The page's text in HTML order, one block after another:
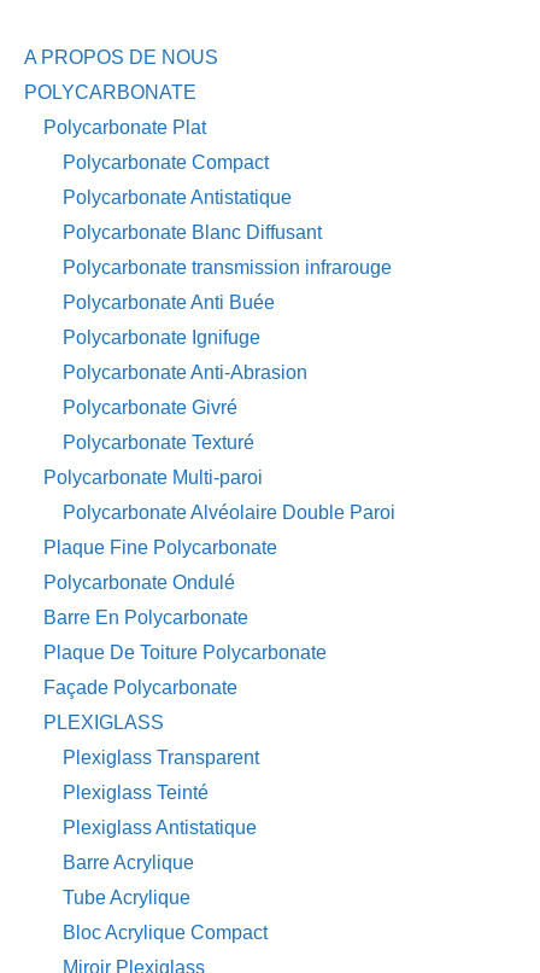
A PROPOS DE NOUS
POLYCARBONATE
Polycarbonate Plat
Polycarbonate Compact
Polycarbonate Antistatique
Polycarbonate Blanc Diffusant
Polycarbonate transmission infrarouge
Polycarbonate Anti Buée
Polycarbonate Ignifuge
Polycarbonate Anti-Abrasion
Polycarbonate Givré
Polycarbonate Texturé
Polycarbonate Multi-paroi
Polycarbonate Alvéolaire Double Paroi
Plaque Fine Polycarbonate
Polycarbonate Ondulé
Barre En Polycarbonate
Plaque De Toiture Polycarbonate
Façade Polycarbonate
PLEXIGLASS
Plexiglass Transparent
Plexiglass Teinté
Plexiglass Antistatique
Barre Acrylique
Tube Acrylique
Bloc Acrylique Compact
Miroir Plexiglass